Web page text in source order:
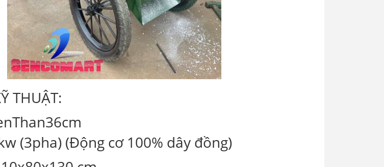
tay
THUẬT:
(3pha) (Động cơ 100% dây đồng)